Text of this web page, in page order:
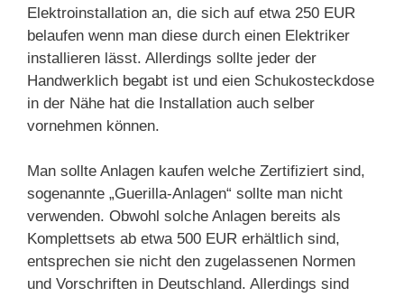
Elektroinstallation an, die sich auf etwa 250 EUR
belaufen wenn man diese durch einen Elektriker
installieren lässt. Allerdings sollte jeder der
Handwerklich begabt ist und eien Schukosteckdose
in der Nähe hat die Installation auch selber
vornehmen können.
Man sollte Anlagen kaufen welche Zertifiziert sind,
sogenannte „Guerilla-Anlagen“ sollte man nicht
verwenden. Obwohl solche Anlagen bereits als
Komplettsets ab etwa 500 EUR erhältlich sind,
entsprechen sie nicht den zugelassenen Normen
und Vorschriften in Deutschland. Allerdings sind